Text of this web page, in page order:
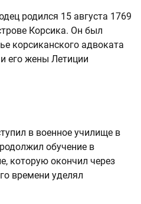
родился 15 августа 1769
Корсика. Он был
корсиканского адвоката
его жены Летиции
в военное училище в
обучение в
которую окончил через
времени уделял